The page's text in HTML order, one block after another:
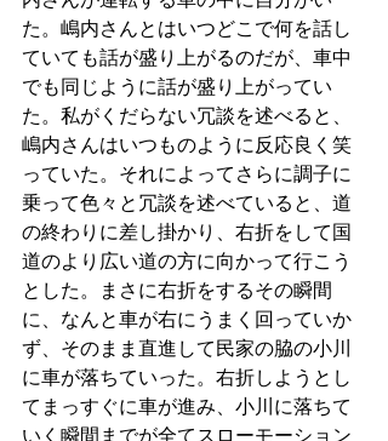
た。嶋内さんとはいつどこで何を話し
ていても話が盛り上がるのだが、車中
でも同じように話が盛り上がってい
た。私がくだらない冗談を述べると、
嶋内さんはいつものように反応良く笑
っていた。それによってさらに調子に
乗って色々と冗談を述べていると、道
の終わりに差し掛かり、右折をして国
道のより広い道の方に向かって行こう
とした。まさに右折をするその瞬間
に、なんと車が右にうまく回っていか
ず、そのまま直進して民家の脇の小川
に車が落ちていった。右折しようとし
てまっすぐに車が進み、小川に落ちて
いく瞬間までが全てスローモーション